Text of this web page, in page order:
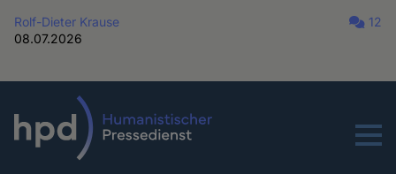
Rolf-Dieter Krause
08.07.2026
12
Menu